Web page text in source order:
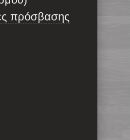
πρόσβασης